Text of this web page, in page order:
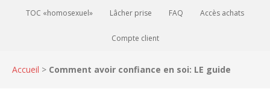
TOC «homosexuel» Lâcher prise FAQ Accès achats
Compte client
Accueil > Comment avoir confiance en soi: LE guide